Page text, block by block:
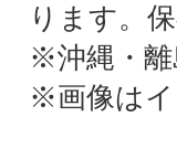
ります。
※沖縄・離
※画像はイ